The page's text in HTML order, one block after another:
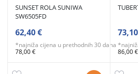
SUNSET ROLA SUNIWA
SW6505FD
62,40 €
*najniža cijena u prethodnih 30 dana
78,00 €
86,00 €